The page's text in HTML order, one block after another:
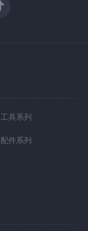
工具系列
配件系列